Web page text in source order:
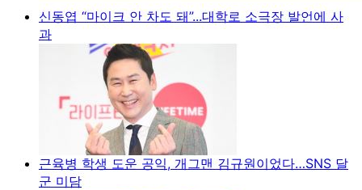
신동엽 “마이크 안 차도 돼”...대학로 소극장 발언에 사
과
근육병 학생 도운 공익, 개그맨 김규원이었다…SNS 달
군 미담